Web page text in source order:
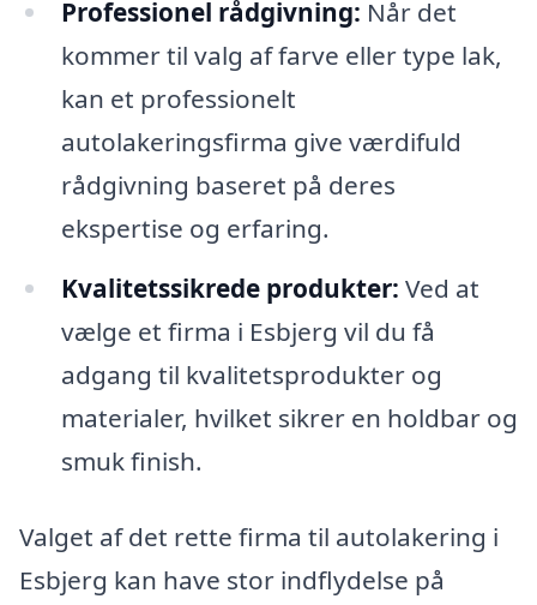
Professionel rådgivning: Når det
kommer til valg af farve eller type lak,
kan et professionelt
autolakeringsfirma give værdifuld
rådgivning baseret på deres
ekspertise og erfaring.
Kvalitetssikrede produkter: Ved at
vælge et firma i Esbjerg vil du få
adgang til kvalitetsprodukter og
materialer, hvilket sikrer en holdbar og
smuk finish.
Valget af det rette firma til autolakering i
Esbjerg kan have stor indflydelse på